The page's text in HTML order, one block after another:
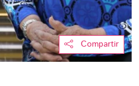
Compartir